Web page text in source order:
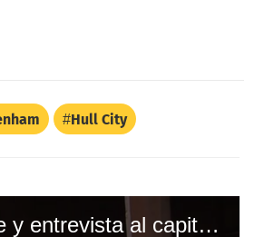
Hull City
Aficionada hondureña sorprende y entrevista al capitán Maynor Figueroa